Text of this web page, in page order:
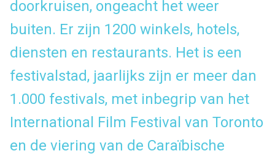
doorkruisen, ongeacht het weer
buiten. Er zijn 1200 winkels, hotels,
diensten en restaurants. Het is een
festivalstad, jaarlijks zijn er meer dan
1.000 festivals, met inbegrip van het
International Film Festival van Toronto
en de viering van de Caraïbische